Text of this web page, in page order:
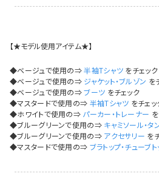
【★モデル使用アイテム★】
◆ベージュで使用の⇒半袖Tシャツ をチェック
◆ベージュで使用の⇒ ジャケット・ブルゾン を
◆ベージュで使用の⇒ブーツ をチェック
◆マスタードで使用の⇒ 半袖Tシャツ をチェッ
◆ホワイトで使用の⇒ パーカー・トレーナー
◆ブルーグリーンで使用の⇒ キャミソール・タ
◆ブルーグリーンで使用の⇒ アクセサリー を
◆マスタードで使用の⇒ ブラトップ・チューブ